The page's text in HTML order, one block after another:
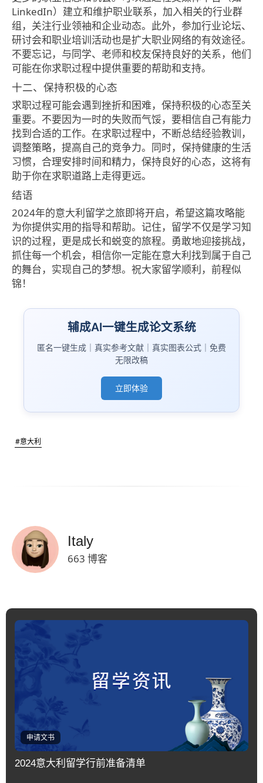
LinkedIn）建立和维护职业联系，加入相关的行业群
组，关注行业领袖和企业动态。此外，参加行业论坛、
研讨会和职业培训活动也是扩大职业网络的有效途径。
不要忘记，与同学、老师和校友保持良好的关系，他们
可能在你求职过程中提供重要的帮助和支持。
十二、保持积极的心态
求职过程可能会遇到挫折和困难，保持积极的心态至关
重要。不要因为一时的失败而气馁，要相信自己有能力
找到合适的工作。在求职过程中，不断总结经验教训，
调整策略，提高自己的竞争力。同时，保持健康的生活
习惯，合理安排时间和精力，保持良好的心态，这将有
助于你在求职道路上走得更远。
结语
2024年的意大利留学之旅即将开启，希望这篇攻略能
为你提供实用的指导和帮助。记住，留学不仅是学习知
识的过程，更是成长和蜕变的旅程。勇敢地迎接挑战，
抓住每一个机会，相信你一定能在意大利找到属于自己
的舞台，实现自己的梦想。祝大家留学顺利，前程似
锦！
辅成AI一键生成论文系统
匿名一键生成｜真实参考文献｜真实图表公式｜免费
无限改稿
立即体验
#意大利
Italy
663 博客
申请文书
2024意大利留学行前准备清单